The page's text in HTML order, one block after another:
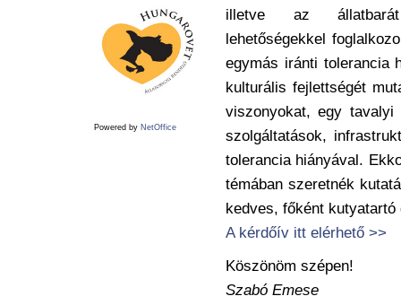
Powered by NetOffice
illetve az
lehetőségekkel
egymás iránti tolerancia
kulturális fejlettségét
viszonyokat, egy tavalyi
szolgáltatások,
tolerancia hiányával.
témában szeretnék
kedves, főként
A kérdőív itt elérhető >>
Köszönöm szépen!
Szabó Emese